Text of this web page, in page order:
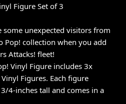
Figure Set of 3
some unexpected visitors from
Pop! collection when you add
Attacks! fleet!
Vinyl Figure includes 3x
Figures. Each figure
4-inches tall and comes in a